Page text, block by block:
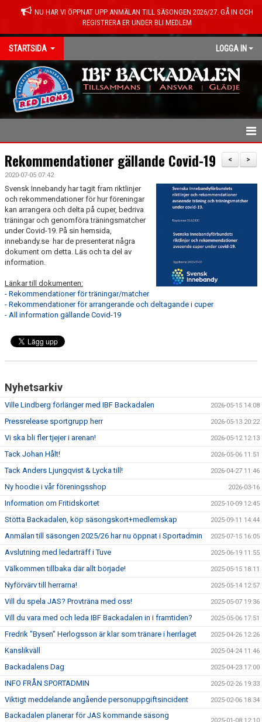
NU HAR VI ÖPPNAT UPP ANMÄLAN TILL SÄSONGEN 2026/27. GÅ IN OCH
REGISTRERA ER UNDER BLI MEDLEM
STARTSIDA LOGGA IN
HEM
NYHETER
KONTAKT
OM FÖRENINGEN
MEDLEMSINFO
KALENDER
MATCHER
DOKUMENT
KLUBBSHOPEN
BILDGALLERI
>
<
Rekommendationer gällande Covid-19
2020-07-05 07:42
Svensk Innebandy har tagit fram riktlinjer
och rekommendationer för hur föreningar
kan arrangera och delta på cuper, bedriva
träningar och genomföra träningsmatcher
under Covid-19. På sin hemsida,
innebandy.se har de presenterat några
dokument om detta. Läs och ta del av
information.
Länkar till dokumenten:
- Rekommendationer för träningar/matcher
- Rekommendationer för arrangerande och deltagande i cuper
- All information gällande Covid-19
Nyhetsarkiv
Ville Lindberg förlänger med IBF Backadalen 2026-05-15 14:08
Pressrelease sportgrupp herr 2026-05-13 20:22
Vi ska bli fler tjejer i arenan! 2026-05-12 12:13
Tack Johan Hålt! 2026-05-06 11:51
Tack Anders Ljungqvist & Lycka till! 2026-04-27 11:46
Ny hoodie i vår föreningsshop 2026-03-16
Information om Fritidskortet 2025-10-09 12:45
Stötta Backadalen, köp säsongskort+medlemskap 2025-09-11 14:44
Anmälan till säsongen 2025/26 har nu öppnat i Sportadmin 2025-07-15 16:05
Avslutning med ledarträff i Tuve 2025-06-19 11:55
Välkommen tillbaka där allt började! 2025-05-15 18:11
Nyförvärv till herrarna! 2025-05-14 12:57
Vill du spela JAS? Provträna med oss! 2025-05-07 19:36
Vill du vara med och leda IBF Backadalen in i framtiden? 2025-05-06 17:51
Fredrik "Bysen" Herlogsson är klar som tränare i herrlaget 2025-04-26 12:26
Kanslikväll 2025-04-24 11:46
Backadalens Dag 2025-04-23 17:00
INFO FRÅN SPORTADMIN 2025-02-26 19:33
Viktigt meddelande angående personuppgiftsincident 2025-02-06 18:34
Backadalen planerar för JAS kommande säsong